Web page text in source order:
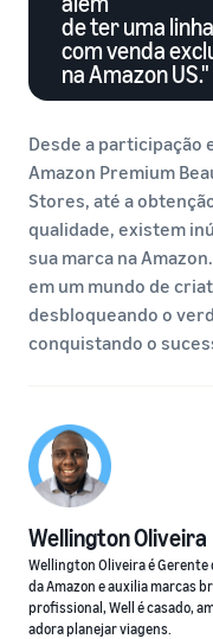
de ter uma
com venda
na Amazon US."
Desde a participação
Amazon Premium
Stores, até a
qualidade, existem
sua marca na
em um mundo de
desbloqueando o
conquistando o
Wellington Oliveira
Wellington Oliveira é Gerente
da Amazon e auxilia marcas
profissional, Well é casado,
adora planejar viagens.